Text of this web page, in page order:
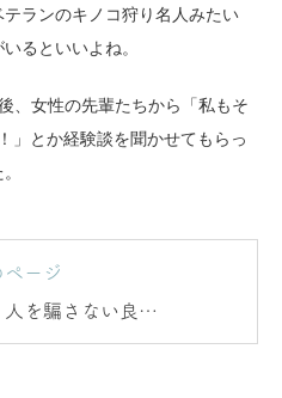
ランのキノコ狩り名人みたい
るといいよね。
、女性の先輩たちから「私もそ
」とか経験談を聞かせてもらっ
ページ
を騙さない良い
から